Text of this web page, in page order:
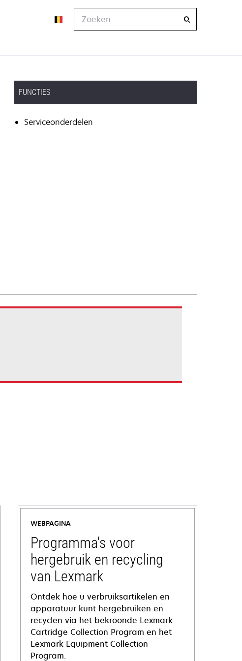
Zoeken
FUNCTIES
Serviceonderdelen
WEBPAGINA
Programma's voor
hergebruik en recycling
van Lexmark
Ontdek hoe u verbruiksartikelen en
apparatuur kunt hergebruiken en
recyclen via het bekroonde Lexmark
Cartridge Collection Program en het
Lexmark Equipment Collection
Program.